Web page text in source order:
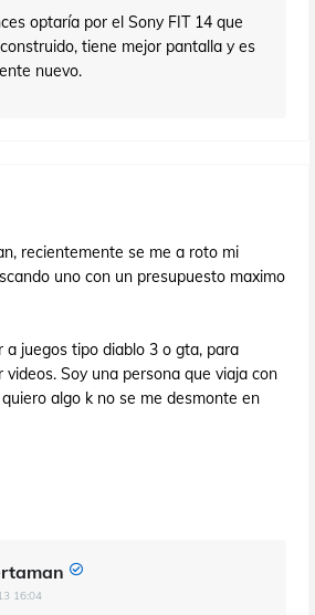
optaría por el Sony FIT 14 que
tiene mejor pantalla y es
nuevo.
recientemente se me a roto mi
uno con un presupuesto maximo
a juegos tipo diablo 3 o gta, para
Soy una persona que viaja con
algo k no se me desmonte en
16:04